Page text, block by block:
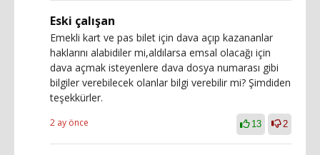
Eski çalışan
Emekli kart ve pas bilet için dava açıp kazananlar
haklarını alabidiler mi,aldılarsa emsal olacağı için
dava açmak isteyenlere dava dosya numarası gibi
bilgiler verebilecek olanlar bilgi verebilir mi? Şimdiden
teşekkürler.
2 ay önce 13 2